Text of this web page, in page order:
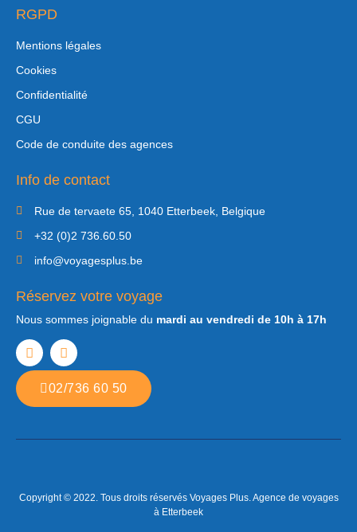
RGPD
Mentions légales
Cookies
Confidentialité
CGU
Code de conduite des agences
Info de contact
Rue de tervaete 65, 1040 Etterbeek, Belgique
+32 (0)2 736.60.50
info@voyagesplus.be
Réservez votre voyage
Nous sommes joignable du mardi au vendredi de 10h à 17h
02/736 60 50
Copyright © 2022. Tous droits réservés Voyages Plus. Agence de voyages
à Etterbeek